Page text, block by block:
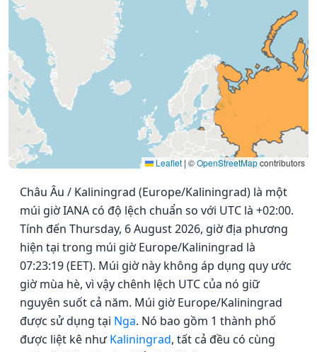
Leaflet | ©OpenStreetMapcontributors
Châu Âu / Kaliningrad (Europe/Kaliningrad) là một
múi giờ IANA có độ lệch chuẩn so với UTC là +02:00.
Tính đến Thursday, 6 August 2026, giờ địa phương
hiện tại trong múi giờ Europe/Kaliningrad là
07:23:19 (EET). Múi giờ này không áp dụng quy ước
giờ mùa hè, vì vậy chênh lệch UTC của nó giữ
nguyên suốt cả năm. Múi giờ Europe/Kaliningrad
được sử dụng tại Nga. Nó bao gồm 1 thành phố
được liệt kê nhưKaliningrad, tất cả đều có cùng